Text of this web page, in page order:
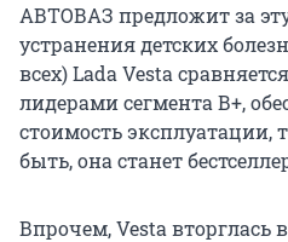
АВТОВАЗ предложит за
устранения детских
всех) Lada Vesta
лидерами сегмента В+,
стоимость эксплуатации,
быть, она станет
Впрочем, Vesta